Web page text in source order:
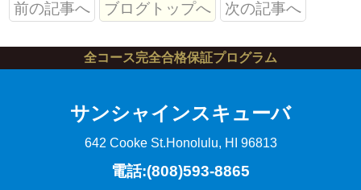
前の記事へ ブログトップへ 次の記事へ
全コース完全合格保証プログラム
サンシャインスキューバ
642 Cooke St.Honolulu, HI 96813
電話:(808)593-8865